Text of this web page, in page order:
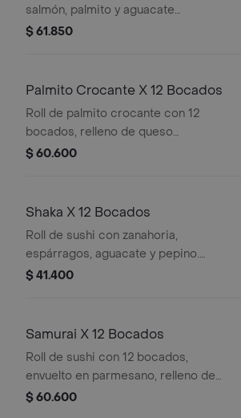
salmón, palmito y aguacate
(levemente picante).
$ 61.850
Palmito Crocante X 12 Bocados
Roll de palmito crocante con 12
bocados, relleno de queso
philadelphia, mezcla de cangrejo,
$ 60.600
Shaka X 12 Bocados
Roll de sushi con zanahoria,
espárragos, aguacate y pepino.
Incluye 12 bocados.
$ 41.400
Samurai X 12 Bocados
Roll de sushi con 12 bocados,
envuelto en parmesano, relleno de
salmón fresco y aguacate, con salsa
$ 60.600